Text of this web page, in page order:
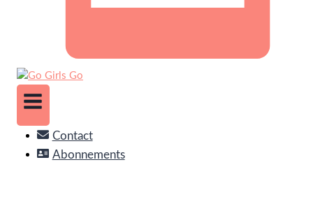
Contact
Abonnements